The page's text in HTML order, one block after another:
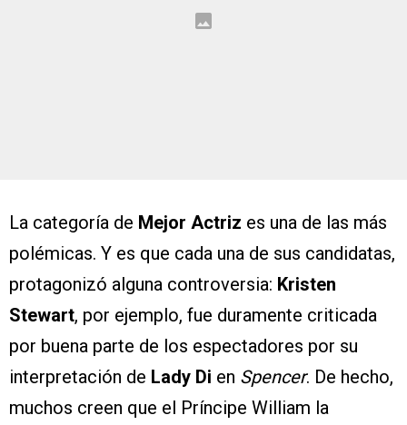
La categoría de Mejor Actriz es una de las más
polémicas. Y es que cada una de sus candidatas,
protagonizó alguna controversia: Kristen
Stewart, por ejemplo, fue duramente criticada
por buena parte de los espectadores por su
interpretación de Lady Di en Spencer. De hecho,
muchos creen que el Príncipe William la